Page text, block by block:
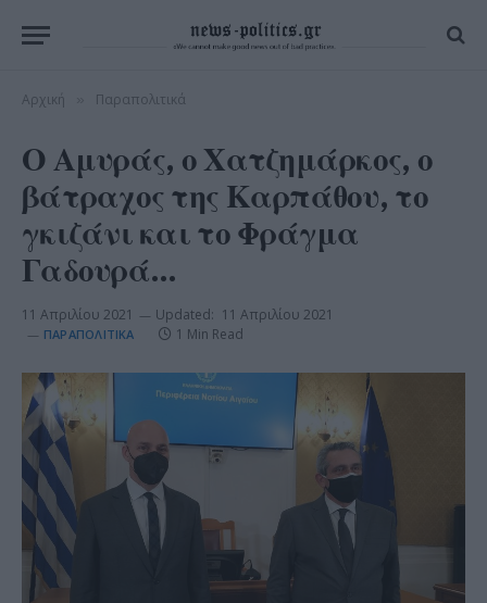
Αρχική Παραπολιτικά
Ο Αμυράς, ο Χατζημάρκος, ο
βάτραχος της Καρπάθου, το
γκιζάνι και το Φράγμα
Γαδουρά…
11 Απριλίου 2021 Updated: 11 Απριλίου 2021
ΠΑΡΑΠΟΛΙΤΙΚΆ 1 Min Read